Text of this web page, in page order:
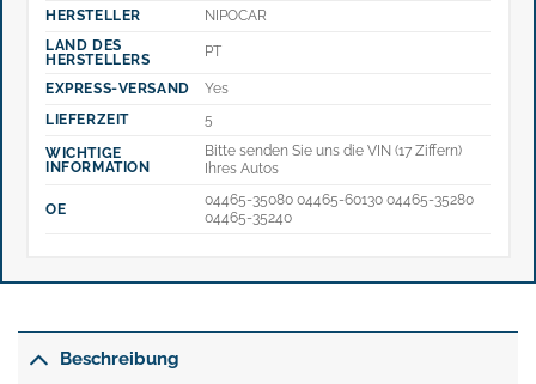
HERSTELLER
NIPOCAR
LAND DES
HERSTELLERS
PT
EXPRESS-VERSAND
Yes
LIEFERZEIT
5
WICHTIGE
INFORMATION
Bitte senden Sie uns die VIN (17 Ziffern)
Ihres Autos
OE
04465-35080 04465-60130 04465-35280
04465-35240
Beschreibung